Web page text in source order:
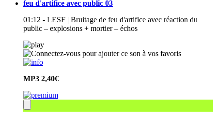
feu d'artifice avec public 03
01:12 - LESF | Bruitage de feu d'artifice avec réaction du
public – explosions + mortier – échos
MP3 2,40€